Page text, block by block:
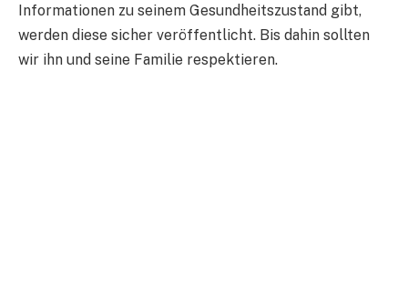
Informationen zu seinem Gesundheitszustand gibt,
werden diese sicher veröffentlicht. Bis dahin sollten
wir ihn und seine Familie respektieren.